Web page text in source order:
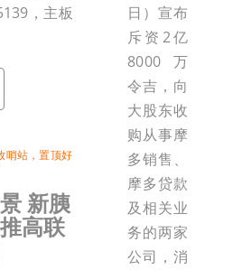
，主板
哨站 ，置顶好
新胰
高联
日）宣布
斥资2亿
8000万
令吉，向
大股东收
购从事摩
多销售、
摩多贷款
及相关业
务的两家
公司，消